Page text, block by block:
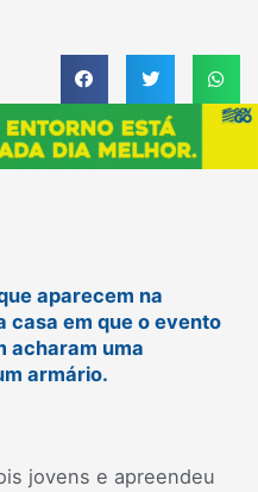
aparecem na
casa em que o evento
acharam uma
armário.
jovens e apreendeu